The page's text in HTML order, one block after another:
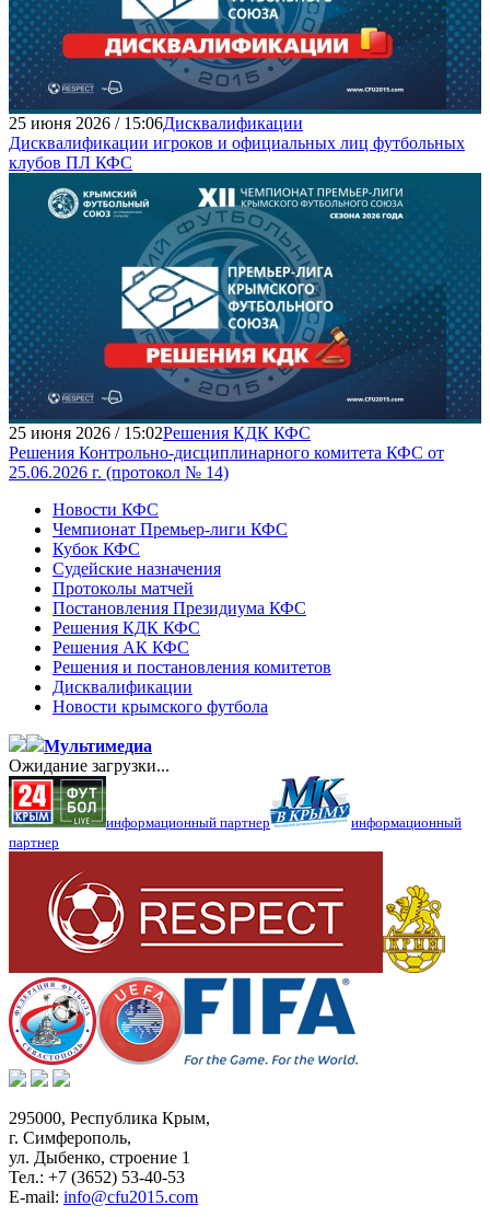
25 июня 2026 / 15:06Дисквалификации
Дисквалификации игроков и официальных лиц футбольных
клубов ПЛ КФС
25 июня 2026 / 15:02Решения КДК КФС
Решения Контрольно-дисциплинарного комитета КФС от
25.06.2026 г. (протокол № 14)
Новости КФС
Чемпионат Премьер-лиги КФС
Кубок КФС
Судейские назначения
Протоколы матчей
Постановления Президиума КФС
Решения КДК КФС
Решения АК КФС
Решения и постановления комитетов
Дисквалификации
Новости крымского футбола
Мультимедиа
Ожидание загрузки...
информационный партнер
информационный
партнер
295000, Республика Крым,
г. Симферополь,
ул. Дыбенко, строение 1
Тел.: +7 (3652) 53-40-53
E-mail: info@cfu2015.com